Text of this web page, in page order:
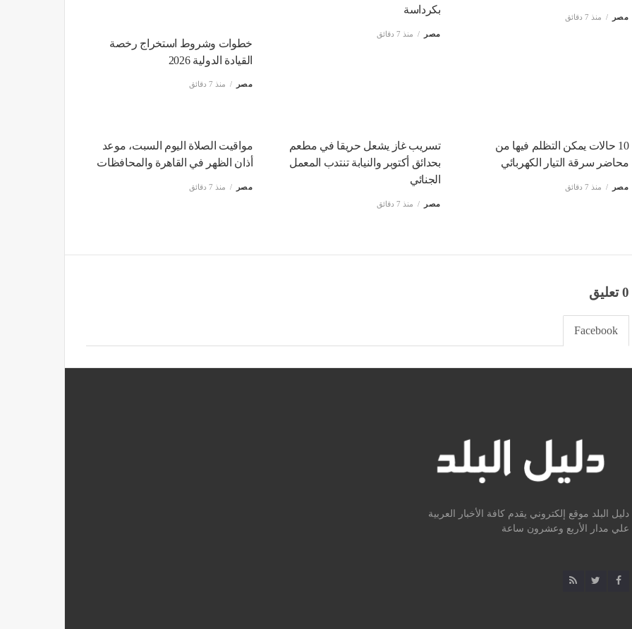
مصر منذ 7 دقائق
بكرداسة
مصر منذ 7 دقائق
خطوات وشروط استخراج رخصة
القيادة الدولية 2026
مصر منذ 7 دقائق
مصر منذ 7 دقائق
تسريب غاز يشعل حريقا في مطعم
مواقيت الصلاة اليوم السبت، موعد
أذان الظهر في القاهرة والمحافظات
مصر منذ 7 دقائق
دليل البلد موقع إلكتروني يقدم كافة الأخبار العربية